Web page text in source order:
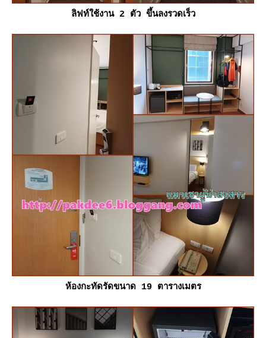
ลิฟท์ใช้งาน 2 ตัว ขึ้นลงรวดเร็ว
ห้องกะทัดรัดขนาด 19 ตารางเมตร